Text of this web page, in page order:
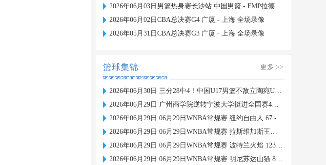
2026年06月03日男篮热身赛长沙站 中国男篮 - FMP拉德尼基 全场录像
2026年06月02日CBA总决赛G4 广厦 - 上海 全场录像
2026年05月31日CBA总决赛G3 广厦 - 上海 全场录像
篮球集锦 更多 >>
2026年06月30日 三分28中4！中国U17男篮不敌立陶宛U17男篮 石洺豪18分
2026年06月29日 广州商学院逆转宁波大学挺进全国赛4强 曹梓烽33+8 周乾14+13
2026年06月29日 06月29日WNBA常规赛 纽约自由人 67 - 76 金州女武神 集锦
2026年06月29日 06月29日WNBA常规赛 拉斯维加斯王牌 107 - 99 芝加哥天空 集锦
2026年06月29日 06月29日WNBA常规赛 波特兰火焰 123 - 124 华盛顿神秘人 集锦
2026年06月29日 06月29日WNBA常规赛 明尼苏达山猫 85 - 77 达拉斯飞翼 集锦